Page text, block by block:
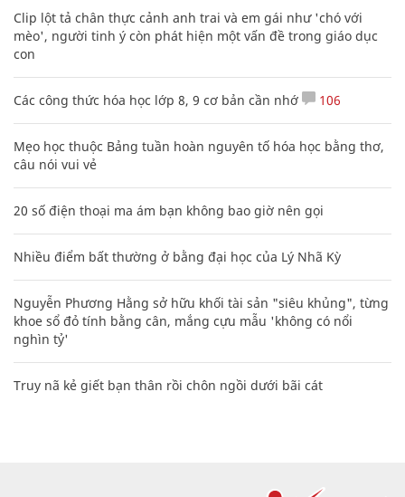
Clip lột tả chân thực cảnh anh trai và em gái như 'chó với
mèo', người tinh ý còn phát hiện một vấn đề trong giáo dục
con
Các công thức hóa học lớp 8, 9 cơ bản cần nhớ 106
Mẹo học thuộc Bảng tuần hoàn nguyên tố hóa học bằng thơ,
câu nói vui vẻ
20 số điện thoại ma ám bạn không bao giờ nên gọi
Nhiều điểm bất thường ở bằng đại học của Lý Nhã Kỳ
Nguyễn Phương Hằng sở hữu khối tài sản "siêu khủng", từng
khoe sổ đỏ tính bằng cân, mắng cựu mẫu 'không có nổi
nghìn tỷ'
Truy nã kẻ giết bạn thân rồi chôn ngồi dưới bãi cát